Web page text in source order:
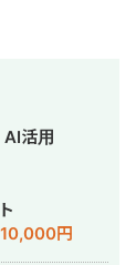
AI活用
円